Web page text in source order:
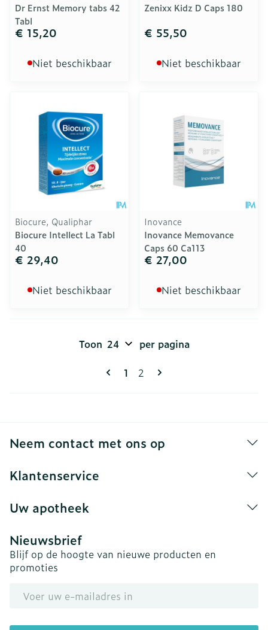
Dr Ernst Memory tabs 42
Tabl
€ 15,20
Niet beschikbaar
Zenixx Kidz D Caps 180
€ 55,50
Niet beschikbaar
Biocure, Qualiphar
Biocure Intellect La Tabl
40
€ 29,40
Niet beschikbaar
Inovance
Inovance Memovance
Caps 60 Ca113
€ 27,00
Niet beschikbaar
Pagina's
U lees momenteel pagina
1 Pagina
2
Toon per pagina
Neem contact met ons op
Klantenservice
Uw apotheek
Nieuwsbrief
Blijf op de hoogte van nieuwe producten en
promoties